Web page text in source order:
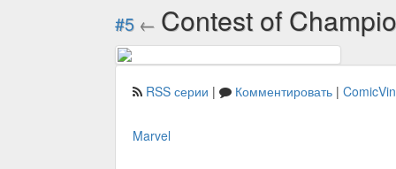
#5 ← Contest of
RSS серии | Комментировать |
Marvel